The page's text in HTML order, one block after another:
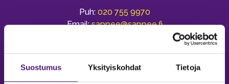
Suostumus Yksityiskohdat Tietoja
Puh: 020 755 9970
Email:sappee@sappee.fi